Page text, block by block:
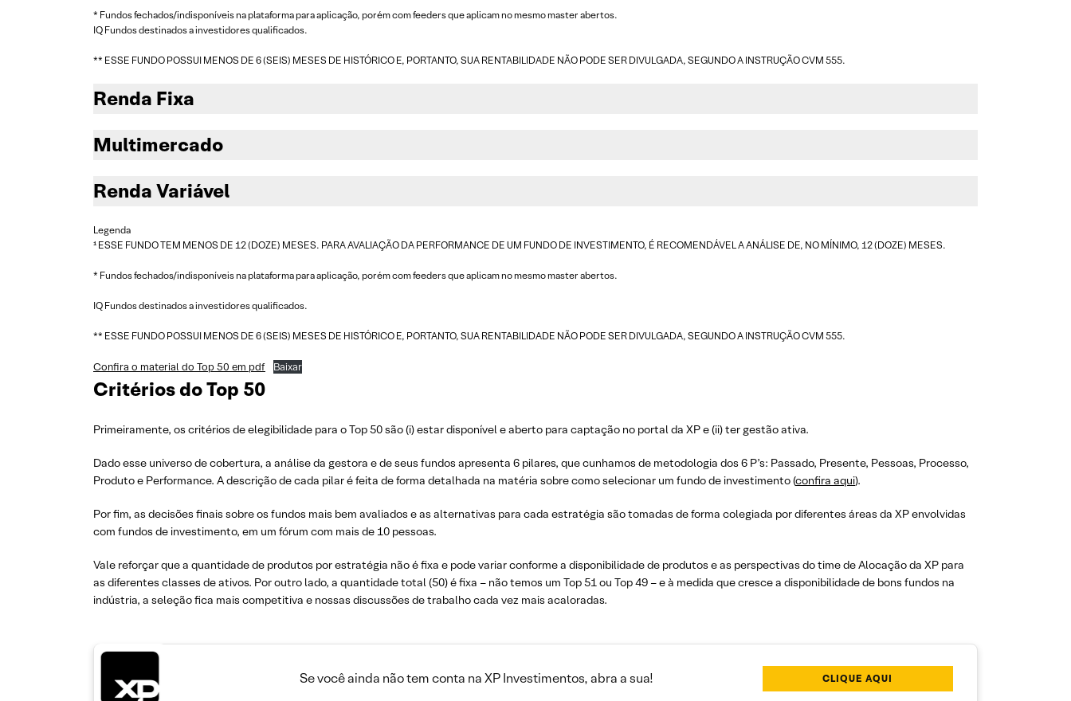
* Fundos fechados/indisponíveis na plataforma para aplicação, porém com feeders que aplicam no mesmo master abertos.
IQ Fundos destinados a investidores qualificados.
** ESSE FUNDO POSSUI MENOS DE 6 (SEIS) MESES DE HISTÓRICO E, PORTANTO, SUA RENTABILIDADE NÃO PODE SER DIVULGADA, SEGUNDO A INSTRUÇÃO CVM 555.
Renda Fixa
Multimercado
Renda Variável
Legenda
¹ ESSE FUNDO TEM MENOS DE 12 (DOZE) MESES. PARA AVALIAÇÃO DA PERFORMANCE DE UM FUNDO DE INVESTIMENTO, É RECOMENDÁVEL A ANÁLISE DE, NO MÍNIMO, 12 (DOZE) MESES.
* Fundos fechados/indisponíveis na plataforma para aplicação, porém com feeders que aplicam no mesmo master abertos.
IQ Fundos destinados a investidores qualificados.
** ESSE FUNDO POSSUI MENOS DE 6 (SEIS) MESES DE HISTÓRICO E, PORTANTO, SUA RENTABILIDADE NÃO PODE SER DIVULGADA, SEGUNDO A INSTRUÇÃO CVM 555.
Confira o material do Top 50 em pdf Baixar
Critérios do Top 50
Primeiramente, os critérios de elegibilidade para o Top 50 são (i) estar disponível e aberto para captação no portal da XP e (ii) ter gestão ativa.
Dado esse universo de cobertura, a análise da gestora e de seus fundos apresenta 6 pilares, que cunhamos de metodologia dos 6 P’s: Passado, Presente, Pessoas, Processo,
Produto e Performance. A descrição de cada pilar é feita de forma detalhada na matéria sobre como selecionar um fundo de investimento (confira aqui).
Por fim, as decisões finais sobre os fundos mais bem avaliados e as alternativas para cada estratégia são tomadas de forma colegiada por diferentes áreas da XP envolvidas
com fundos de investimento, em um fórum com mais de 10 pessoas.
Vale reforçar que a quantidade de produtos por estratégia não é fixa e pode variar conforme a disponibilidade de produtos e as perspectivas do time de Alocação da XP para
as diferentes classes de ativos. Por outro lado, a quantidade total (50) é fixa – não temos um Top 51 ou Top 49 – e à medida que cresce a disponibilidade de bons fundos na
indústria, a seleção fica mais competitiva e nossas discussões de trabalho cada vez mais acaloradas.
Se você ainda não tem conta na XP Investimentos, abra a sua! CLIQUE AQUI